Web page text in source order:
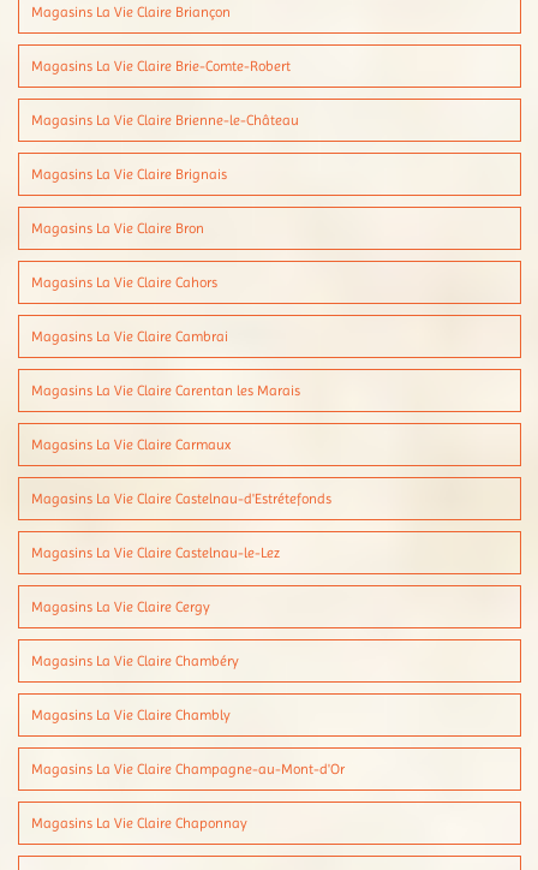
Magasins La Vie Claire Briançon
Magasins La Vie Claire Brie-Comte-Robert
Magasins La Vie Claire Brienne-le-Château
Magasins La Vie Claire Brignais
Magasins La Vie Claire Bron
Magasins La Vie Claire Cahors
Magasins La Vie Claire Cambrai
Magasins La Vie Claire Carentan les Marais
Magasins La Vie Claire Carmaux
Magasins La Vie Claire Castelnau-d'Estrétefonds
Magasins La Vie Claire Castelnau-le-Lez
Magasins La Vie Claire Cergy
Magasins La Vie Claire Chambéry
Magasins La Vie Claire Chambly
Magasins La Vie Claire Champagne-au-Mont-d'Or
Magasins La Vie Claire Chaponnay